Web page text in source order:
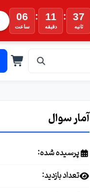
06
ساعت
: 11
دقیقه
: 36
ثانیه
آمار سوال
پرسیده شده:
تعداد بازدید: